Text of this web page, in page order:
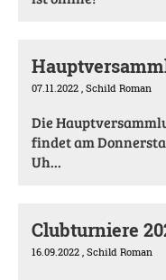
07.11.2022 , Schild Roman
Die
findet am
Uh...
Clubturniere
16.09.2022 , Schild Roman